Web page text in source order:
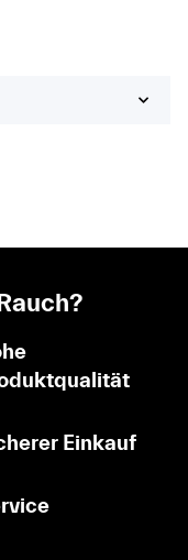
Einkauf